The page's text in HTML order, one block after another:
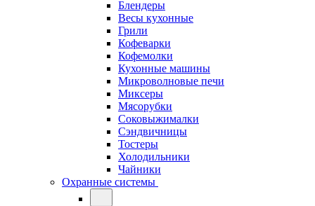
Блендеры
Весы кухонные
Грили
Кофеварки
Кофемолки
Кухонные машины
Микроволновые печи
Миксеры
Мясорубки
Соковыжималки
Сэндвичницы
Тостеры
Холодильники
Чайники
Охранные системы